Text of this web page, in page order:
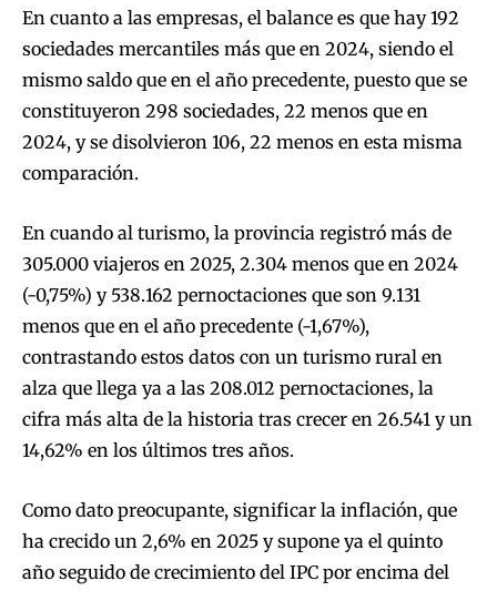
En cuanto a las empresas, el balance es que hay 192
sociedades mercantiles más que en 2024, siendo el
mismo saldo que en el año precedente, puesto que se
constituyeron 298 sociedades, 22 menos que en
2024, y se disolvieron 106, 22 menos en esta misma
comparación.
En cuando al turismo, la provincia registró más de
305.000 viajeros en 2025, 2.304 menos que en 2024
(-0,75%) y 538.162 pernoctaciones que son 9.131
menos que en el año precedente (-1,67%),
contrastando estos datos con un turismo rural en
alza que llega ya a las 208.012 pernoctaciones, la
cifra más alta de la historia tras crecer en 26.541 y un
14,62% en los últimos tres años.
Como dato preocupante, significar la inflación, que
ha crecido un 2,6% en 2025 y supone ya el quinto
año seguido de crecimiento del IPC por encima del